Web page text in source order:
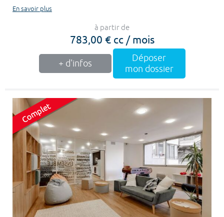
En savoir plus
à partir de
783,00 € cc / mois
+ d'infos
Déposer
mon dossier